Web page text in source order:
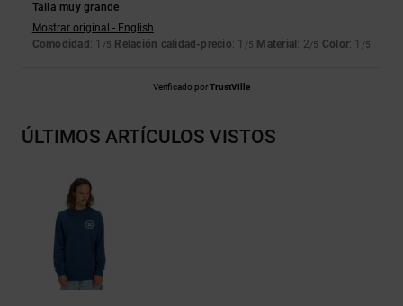
Talla muy grande
Mostrar original - English
Comodidad : 1 /5 Relación calidad-precio: 1 /5 Material : 2/5 Color: 1 /5
Verificado porTrustVille
ÚLTIMOS ARTÍCULOS VISTOS